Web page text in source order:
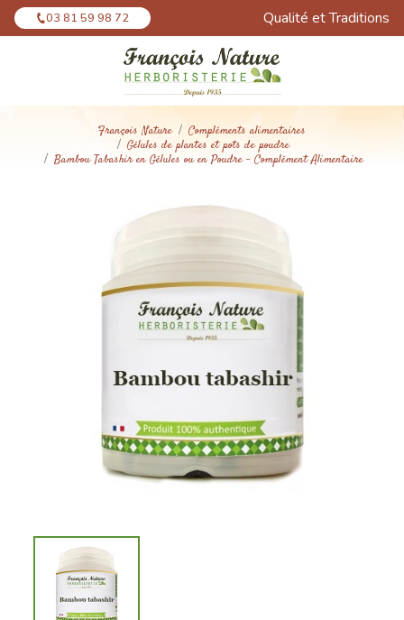
03 81 59 98 72 Qualité et Traditions
François Nature
Compléments alimentaires
Gélules de plantes et pots de poudre
Bambou Tabashir en Gélules ou en Poudre - Complément Alimentaire
Panneau de gestion des cookies